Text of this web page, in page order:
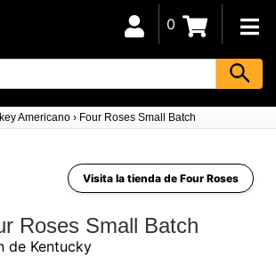
Americano › Four Roses Small Batch
0
Visita la tienda de Four Roses
Roses Small Batch
de Kentucky